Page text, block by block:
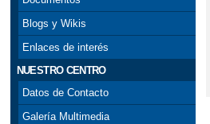
Blogs y Wikis
Enlaces de interés
NUESTRO CENTRO
Datos de Contacto
Galería Multimedia